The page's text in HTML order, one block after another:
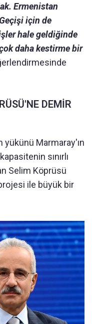
Ermenistan
için de
hale geldiğinde
daha kestirme bir
DEMİR
yükünü Marmaray'ın
sınırlı
Selim Köprüsü
ile büyük bir